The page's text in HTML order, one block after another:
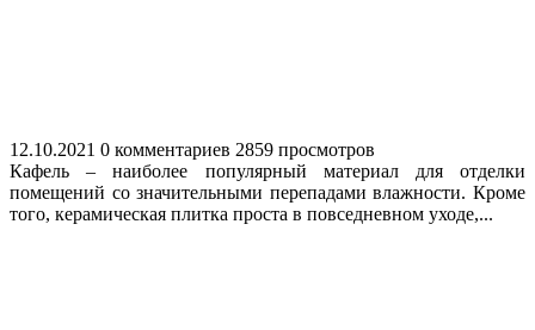
12.10.2021 0 комментариев 2859 просмотров
Кафель – наиболее популярный материал для отделки
помещений со значительными перепадами влажности. Кроме
того, керамическая плитка проста в повседневном уходе,...